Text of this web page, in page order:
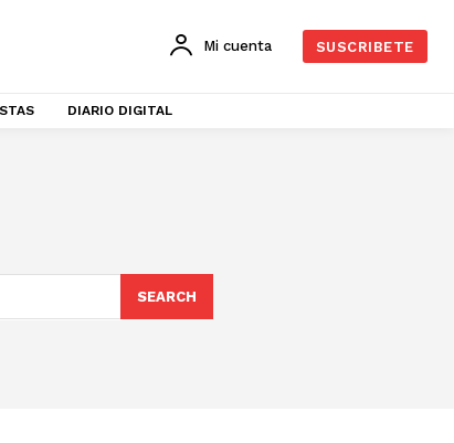
Mi cuenta SUSCRIBETE
DIARIO DIGITAL
SEARCH